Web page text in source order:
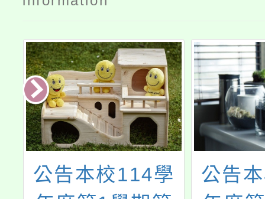
114學
公告本校114學